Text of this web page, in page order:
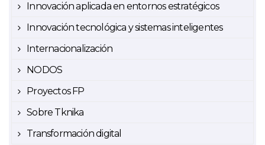
Innovación aplicada en entornos estratégicos
Innovación tecnológica y sistemas inteligentes
Internacionalización
NODOS
Proyectos FP
Sobre Tknika
Transformación digital